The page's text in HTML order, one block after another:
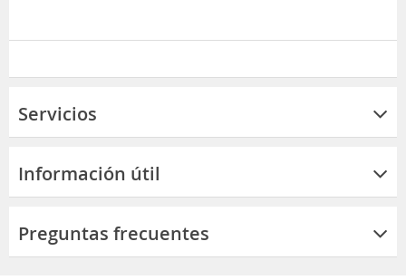
Servicios
Información útil
Preguntas frecuentes